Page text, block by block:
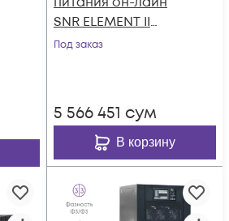
SNR ELEMENT II
1500ВА/1500Вт (PF-
Под заказ
5 566 451 сум
В корзину